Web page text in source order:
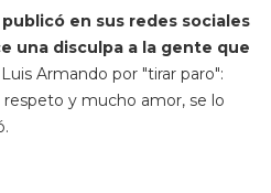
en sus redes sociales
una disculpa a la gente que
Armando por "tirar paro":
y mucho amor, se lo